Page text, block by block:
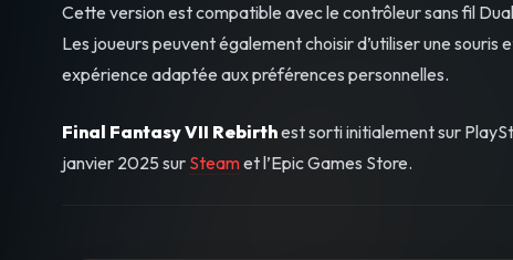
Cette version est compatible avec le contrôleur sans fil
Les joueurs peuvent également choisir d’utiliser une
expérience adaptée aux préférences personnelles.
Final Fantasy VII Rebirthest sorti initialement sur
janvier 2025 sur Steamet l’Epic Games Store.